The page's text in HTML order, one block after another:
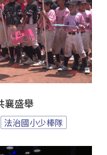
襄盛舉
法治國小少棒隊